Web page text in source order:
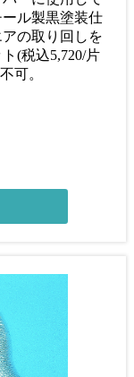
ル製黒塗装仕
の取り回しを
(税込5,720/片
可。